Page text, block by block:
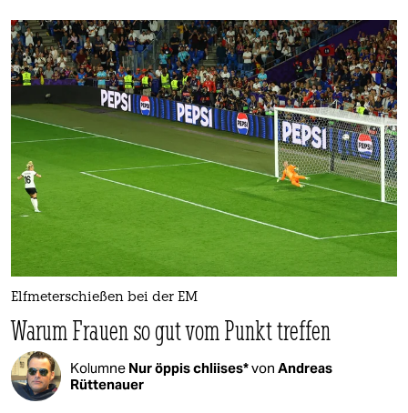
Elfmeterschießen bei der EM
Warum Frauen so gut vom Punkt treffen
Kolumne Nur öppis chliises*von Andreas
Rüttenauer